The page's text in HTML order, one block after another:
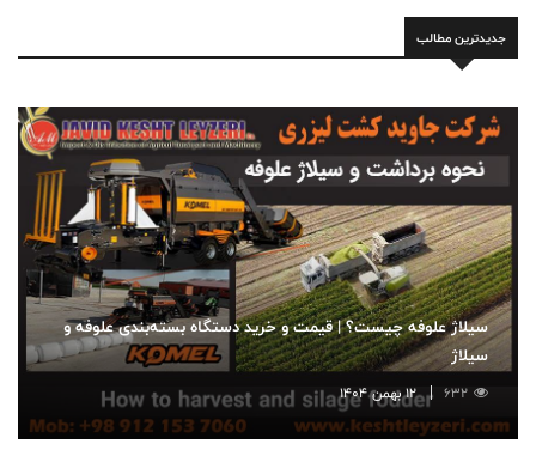
جدیدترین مطالب
سیلاژ علوفه چیست؟ | قیمت و خرید دستگاه بسته‌بندی علوفه و
سیلاژ
632 12 بهمن 1404